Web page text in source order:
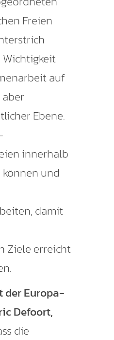
Freien
auf
Ebene.
innerhalb
und
damit
Ziele erreicht
der Europa-
Defoort,
die